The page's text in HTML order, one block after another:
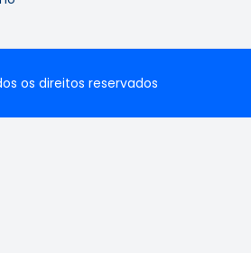
os direitos reservados